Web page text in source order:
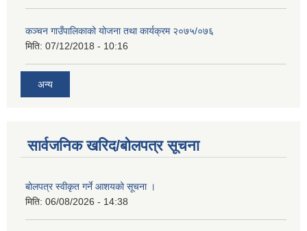
कञ्चन गाउँपालिकाको योजना तथा कार्यक्रम २०७५/०७६
मिति: 07/12/2018 - 10:16
अन्य
सार्वजनिक खरिद/बोलपत्र सूचना
बोलपत्र स्वीकृत गर्ने आशयको सूचना ।
मिति: 06/08/2026 - 14:38